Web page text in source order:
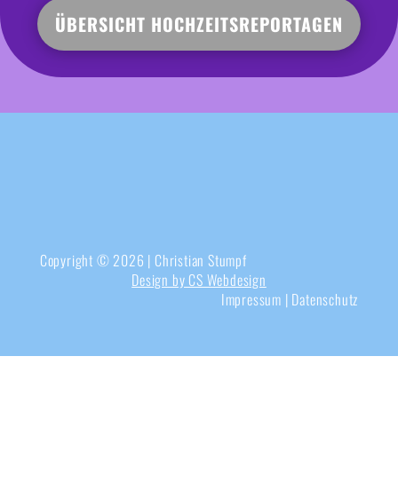
ÜBERSICHT HOCHZEITSREPORTAGEN
Copyright © 2026 | Christian Stumpf
Design by CS Webdesign
Impressum | Datenschutz